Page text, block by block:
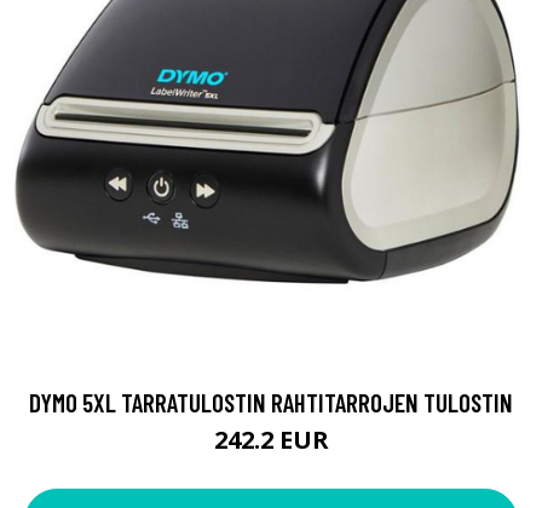
DYMO 5XL TARRATULOSTIN RAHTITARROJEN TULOSTIN
242.2 EUR